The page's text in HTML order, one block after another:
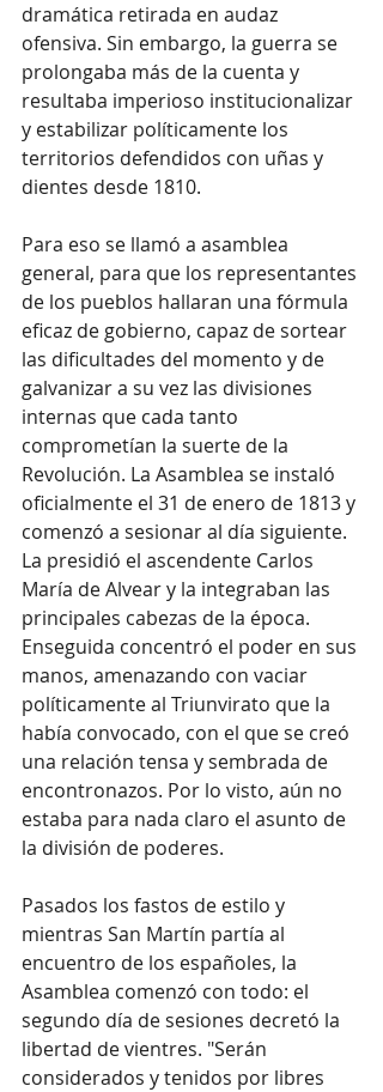
dramática retirada en audaz
ofensiva. Sin embargo, la guerra se
prolongaba más de la cuenta y
resultaba imperioso institucionalizar
y estabilizar políticamente los
territorios defendidos con uñas y
dientes desde 1810.
Para eso se llamó a asamblea
general, para que los representantes
de los pueblos hallaran una fórmula
eficaz de gobierno, capaz de sortear
las dificultades del momento y de
galvanizar a su vez las divisiones
internas que cada tanto
comprometían la suerte de la
Revolución. La Asamblea se instaló
oficialmente el 31 de enero de 1813 y
comenzó a sesionar al día siguiente.
La presidió el ascendente Carlos
María de Alvear y la integraban las
principales cabezas de la época.
Enseguida concentró el poder en sus
manos, amenazando con vaciar
políticamente al Triunvirato que la
había convocado, con el que se creó
una relación tensa y sembrada de
encontronazos. Por lo visto, aún no
estaba para nada claro el asunto de
la división de poderes.
Pasados los fastos de estilo y
mientras San Martín partía al
encuentro de los españoles, la
Asamblea comenzó con todo: el
segundo día de sesiones decretó la
libertad de vientres. "Serán
considerados y tenidos por libres